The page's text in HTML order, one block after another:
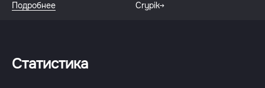
Подробнее
Crypik
Статистика